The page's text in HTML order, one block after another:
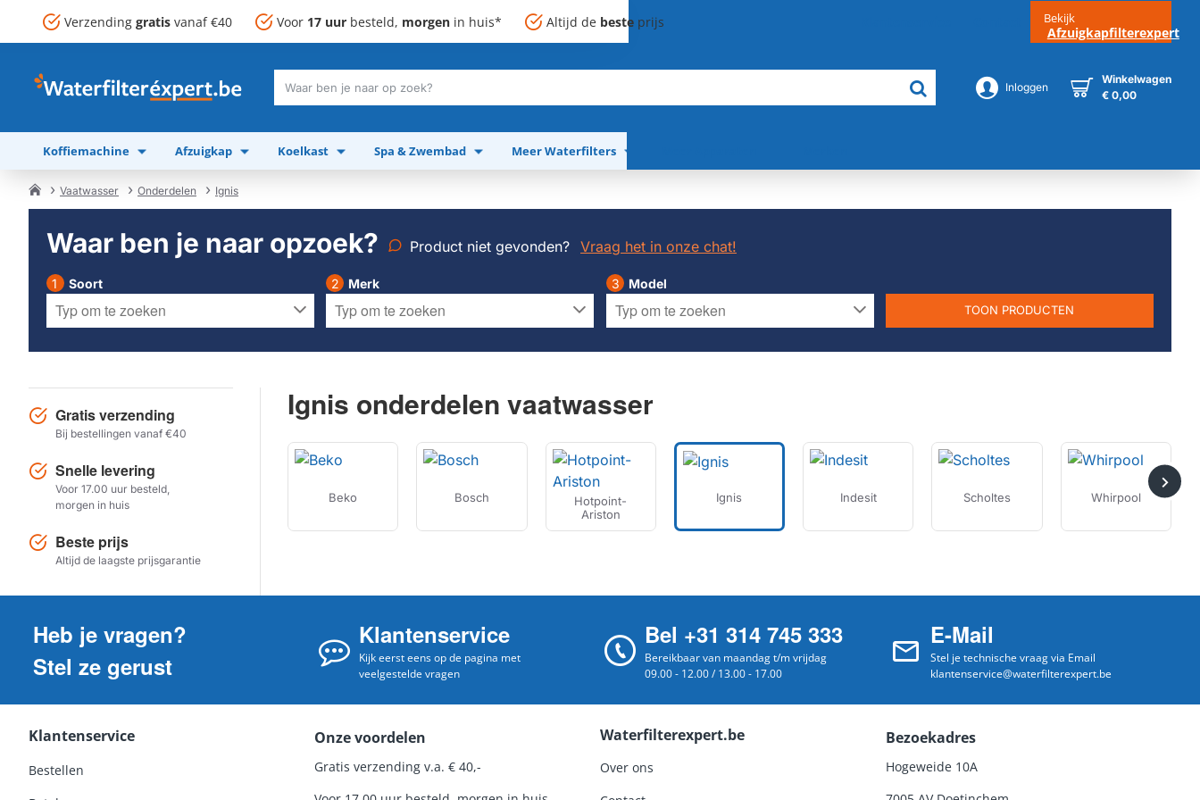
Verzending gratis vanaf €40 Voor 17 uur besteld, morgen in huis* Altijd de beste prijs Bekijk
Afzuigkapfilterexpert
Waar
je
naar
op
Inloggen
Winkelwagen
€ 0,00
Koffiemachine Afzuigkap Koelkast Spa & Zwembad Meer Waterfilters
Vaatwasser Onderdelen Ignis
Waar ben je naar opzoek? Product niet gevonden? Vraag het in onze chat!
Soort Merk Model
TOON PRODUCTEN
Gratis verzending
Bij bestellingen vanaf €40
Snelle levering
Voor 17.00 uur besteld,
morgen in huis
Beste prijs
Altijd de laagste prijsgarantie
Ignis onderdelen vaatwasser
Beko Bosch
Hotpoint-
Ariston
Ignis Indesit Scholtes Whirpool
Heb je vragen?
Stel ze gerust
Klantenservice
Kijk eerst eens op de pagina met
veelgestelde vragen
Bel +31 314 745 333
Bereikbaar van maandag t/m vrijdag
09.00 - 12.00 / 13.00 - 17.00
E-Mail
Stel je technische vraag via Email
klantenservice@waterfilterexpert.be
Klantenservice
Bestellen
Onze voordelen
Gratis verzending v.a. € 40,-
Waterfilterexpert.be
Over ons
Bezoekadres
Hogeweide 10A